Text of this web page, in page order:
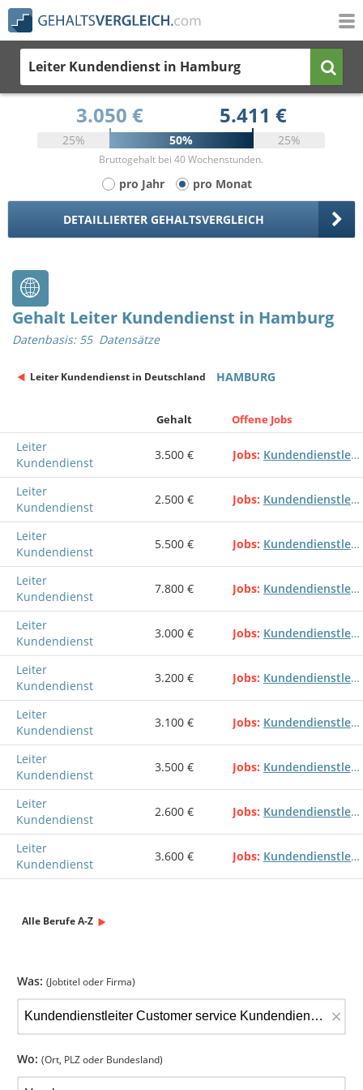
Leiter Kundendienst in Hamburg
3.050 € 5.411 €
25% 50% 25%
Bruttogehalt bei 40 Wochenstunden.
pro Jahr pro Monat
DETAILLIERTER GEHALTSVERGLEICH
Gehalt Leiter Kundendienst in Hamburg
Datenbasis: 55 Datensätze
Leiter Kundendienst in Deutschland HAMBURG
Gehalt Offene Jobs
Leiter
Kundendienst
3.500 € Jobs Kundendienstleiter Customer service Kundendienstleitung Kundendienst
Leiter
Kundendienst
2.500 € Jobs Kundendienstleiter Customer service Kundendienstleitung Kundendienst
Leiter
Kundendienst
5.500 € Jobs Kundendienstleiter Customer service Kundendienstleitung Kundendienst
Leiter
Kundendienst
7.800 € Jobs Kundendienstleiter Customer service Kundendienstleitung Kundendienst
Leiter
Kundendienst
3.000 € Jobs Kundendienstleiter Customer service Kundendienstleitung Kundendienst
Leiter
Kundendienst
3.200 € Jobs Kundendienstleiter Customer service Kundendienstleitung Kundendienst
Leiter
Kundendienst
3.100 € Jobs Kundendienstleiter Customer service Kundendienstleitung Kundendienst
Leiter
Kundendienst
3.500 € Jobs Kundendienstleiter Customer service Kundendienstleitung Kundendienst
Leiter
Kundendienst
2.600 € Jobs Kundendienstleiter Customer service Kundendienstleitung Kundendienst
Leiter
Kundendienst
3.600 € Jobs Kundendienstleiter Customer service Kundendienstleitung Kundendienst
Alle Berufe A-Z
Was: (Jobtitel oder Firma)
×
Wo: (Ort, PLZ oder Bundesland)